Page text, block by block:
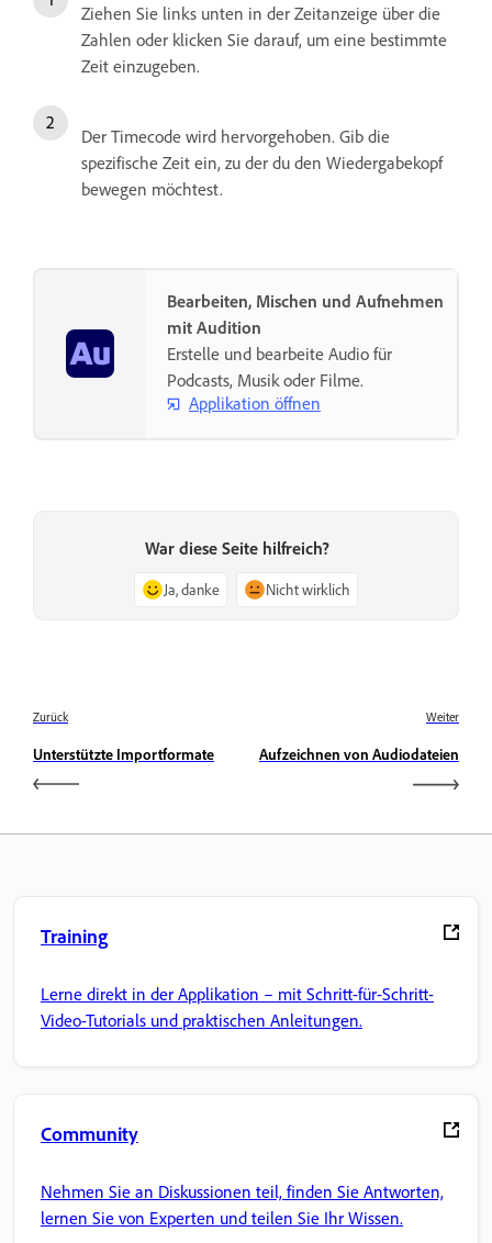
Ziehen Sie links unten in der Zeitanzeige über die
Zahlen oder klicken Sie darauf, um eine bestimmte
Zeit einzugeben.
Der Timecode wird hervorgehoben. Gib die
spezifische Zeit ein, zu der du den Wiedergabekopf
bewegen möchtest.
Bearbeiten, Mischen und Aufnehmen
mit Audition
Erstelle und bearbeite Audio für
Podcasts, Musik oder Filme.
Applikation öffnen
War diese Seite hilfreich?
Ja, danke Nicht wirklich
Zurück
Unterstützte Importformate
Weiter
Aufzeichnen von Audiodateien
Training
Lerne direkt in der Applikation – mit Schritt-für-Schritt-
Video-Tutorials und praktischen Anleitungen.
Community
Nehmen Sie an Diskussionen teil, finden Sie Antworten,
lernen Sie von Experten und teilen Sie Ihr Wissen.